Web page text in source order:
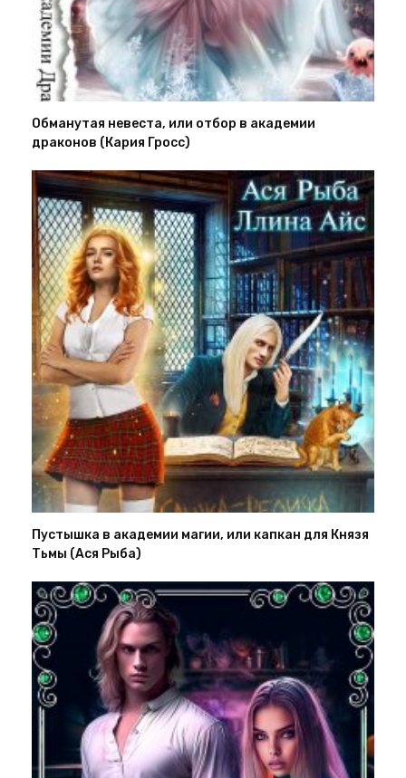
Обманутая невеста, или отбор в академии
драконов (Кария Гросс)
Пустышка в академии магии, или капкан для Князя
Тьмы (Ася Рыба)